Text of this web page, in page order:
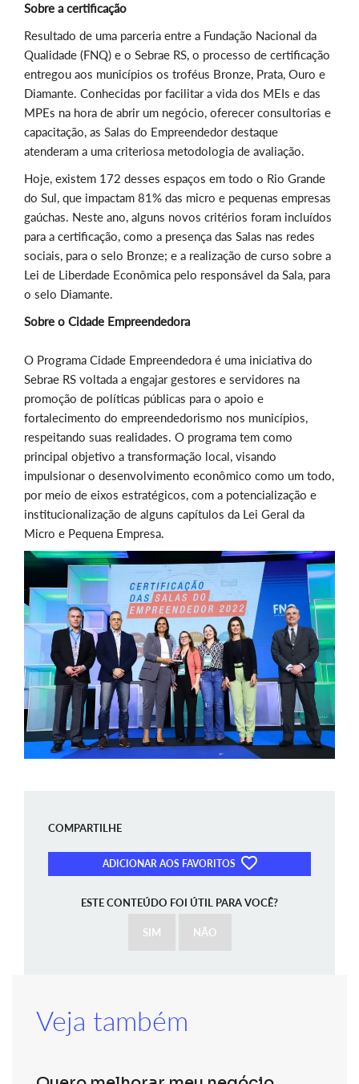
Sobre a certificação
Resultado de uma parceria entre a Fundação Nacional da
Qualidade (FNQ) e o Sebrae RS, o processo de certificação
entregou aos municípios os troféus Bronze, Prata, Ouro e
Diamante. Conhecidas por facilitar a vida dos MEIs e das
MPEs na hora de abrir um negócio, oferecer consultorias e
capacitação, as Salas do Empreendedor destaque
atenderam a uma criteriosa metodologia de avaliação.
Hoje, existem 172 desses espaços em todo o Rio Grande
do Sul, que impactam 81% das micro e pequenas empresas
gaúchas. Neste ano, alguns novos critérios foram incluídos
para a certificação, como a presença das Salas nas redes
sociais, para o selo Bronze; e a realização de curso sobre a
Lei de Liberdade Econômica pelo responsável da Sala, para
o selo Diamante.
Sobre o Cidade Empreendedora
O Programa Cidade Empreendedora é uma iniciativa do
Sebrae RS voltada a engajar gestores e servidores na
promoção de políticas públicas para o apoio e
fortalecimento do empreendedorismo nos municípios,
respeitando suas realidades. O programa tem como
principal objetivo a transformação local, visando
impulsionar o desenvolvimento econômico como um todo,
por meio de eixos estratégicos, com a potencialização e
institucionalização de alguns capítulos da Lei Geral da
Micro e Pequena Empresa.
COMPARTILHE
ADICIONAR AOS FAVORITOS
ESTE CONTEÚDO FOI ÚTIL PARA VOCÊ?
SIM NÃO
Veja também